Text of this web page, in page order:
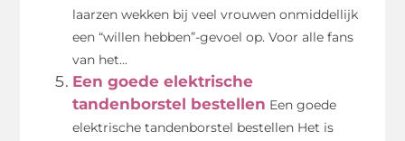
laarzen wekken bij veel vrouwen onmiddellijk
een “willen hebben”-gevoel op. Voor alle fans
van het...
Een goede elektrische
tandenborstel bestellen Een goede
elektrische tandenborstel bestellen Het is